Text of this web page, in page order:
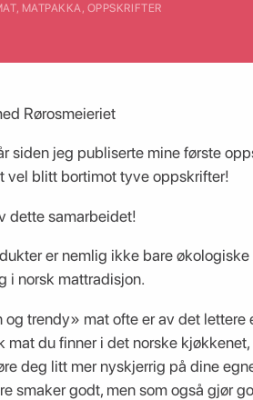
, MATPAKKA, OPPSKRIFTER
Rørosmeieriet
siden jeg publiserte mine første
vel blitt bortimot tyve oppskrifter!
dette samarbeidet!
er nemlig ikke bare
i norsk mattradisjon.
og trendy» mat ofte er av det
du finner i det norske
deg litt mer nyskjerrig på dine
smaker godt, men som også gjør